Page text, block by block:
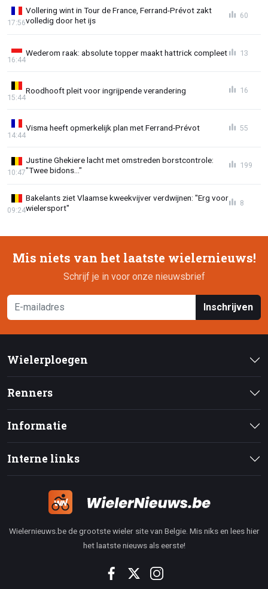
Vollering wint in Tour de France, Ferrand-Prévot zakt
volledig door het ijs
17:56
60
Wederom raak: absolute topper maakt hattrick compleet
16:44
13
Roodhooft pleit voor ingrijpende verandering
15:44
16
Visma heeft opmerkelijk plan met Ferrand-Prévot
14:44
55
Justine Ghekiere lacht met omstreden borstcontrole:
"Twee bidons..."
10:47
199
Bakelants ziet Vlaamse kweekvijver verdwijnen: "Erg voor
wielersport"
09:24
8
Mis niets van het laatste wielernieuws!
Schrijf je in voor onze nieuwsbrief
Inschrijven
Wielerploegen
Renners
Informatie
Interne links
Wielernieuws.be de grootste wieler site van Belgie. Mis niks en lees hier
het laatste nieuws als eerste!